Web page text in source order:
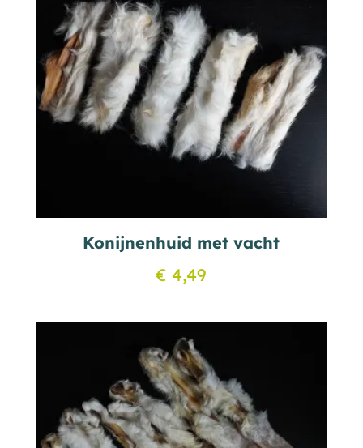
Konijnenhuid met vacht
€ 4,49